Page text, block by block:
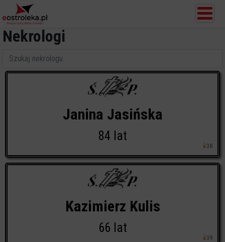
Nekrologi
Janina Jasińska
84 lat
🕯 38
Kazimierz Kulis
66 lat
🕯 39